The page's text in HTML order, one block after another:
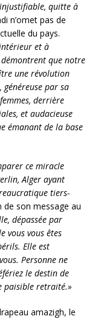
quitte à
n’omet pas de
du pays.
et à
démontrent que notre
une révolution
par sa
derrière
et audacieuse
émanant de la base
ce miracle
Alger ayant
tiers-
de son message au
dépassée par
vous vous êtes
Elle est
Personne ne
le destin de
paisible retraité.»
amazigh, le